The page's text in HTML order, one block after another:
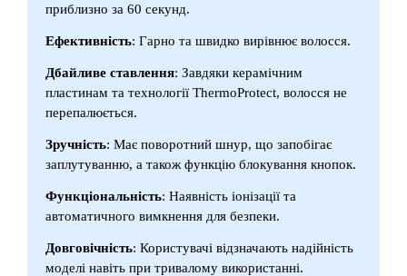
приблизно за 60 секунд.
Ефективність: Гарно та швидко вирівнює волосся.
Дбайливе ставлення: Завдяки керамічним
пластинам та технології ThermoProtect, волосся не
перепалюється.
Зручність: Має поворотний шнур, що запобігає
заплутуванню, а також функцію блокування кнопок.
Функціональність: Наявність іонізації та
автоматичного вимкнення для безпеки.
Довговічність: Користувачі відзначають надійність
моделі навіть при тривалому використанні.